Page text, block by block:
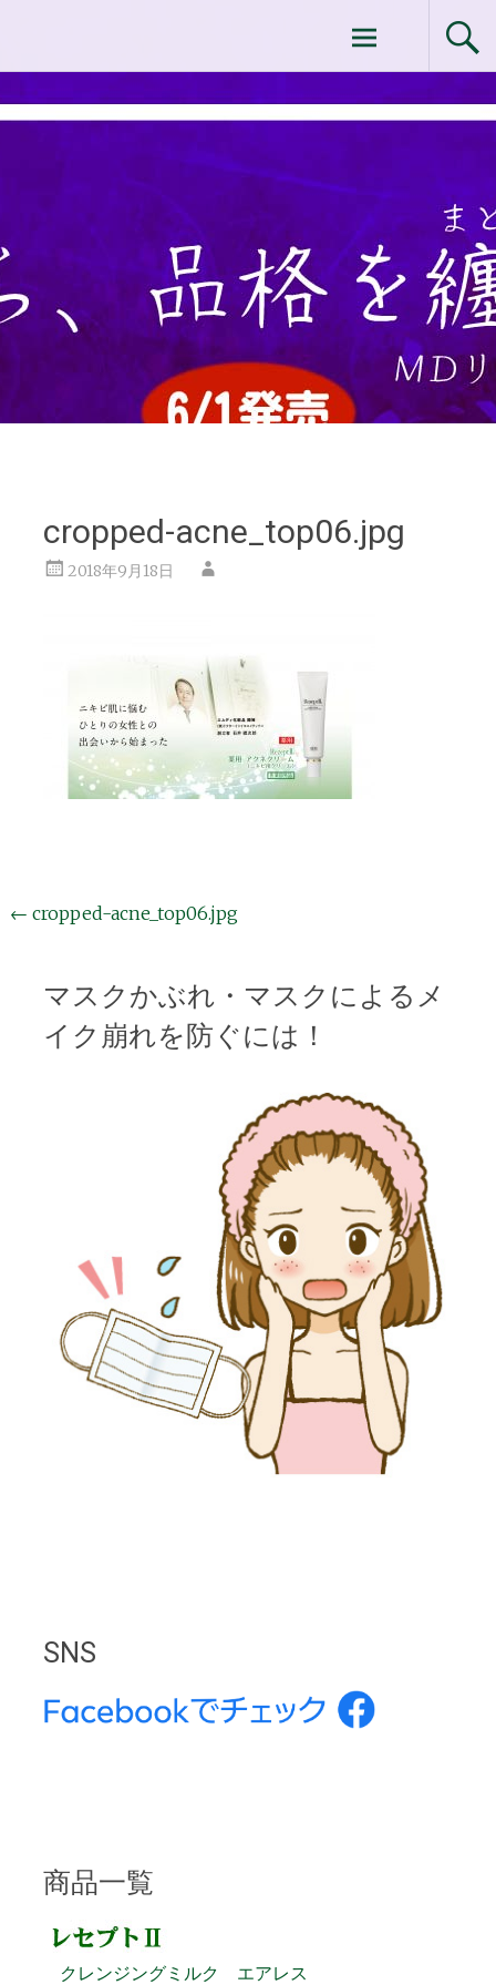
テ
ツ
プ
ドクターイシイのエムディ化粧品 |エム
ディ化粧品 下関サロン
cropped-acne_top06.jpg
2018年9月18日
投
← cropped-acne_top06.jpg
マスクかぶれ・マスクによるメ
イク崩れを防ぐには！
SNS
商品一覧
クレンジングミルク エアレス